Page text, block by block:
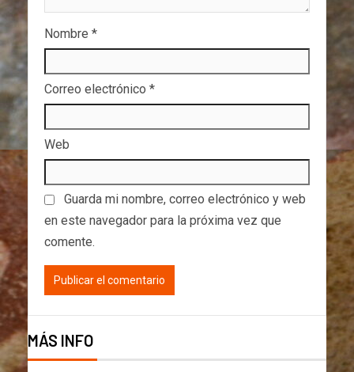
Nombre *
Correo electrónico *
Web
Guarda mi nombre, correo electrónico y web
en este navegador para la próxima vez que
comente.
MÁS INFO